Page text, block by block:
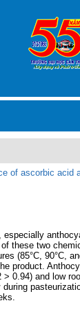
of ascorbic acid
these two
(85°C, 90°C,
product.
0.94) and low